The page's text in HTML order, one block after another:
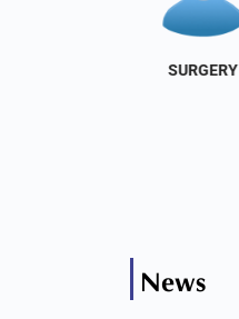
SURGERY
News